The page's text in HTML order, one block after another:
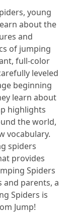
young
about the
and
of jumping
full-color
leveled
beginning
learn about
highlights
the world,
vocabulary.
spiders
provides
Spiders
parents, a
Spiders is
Jump!